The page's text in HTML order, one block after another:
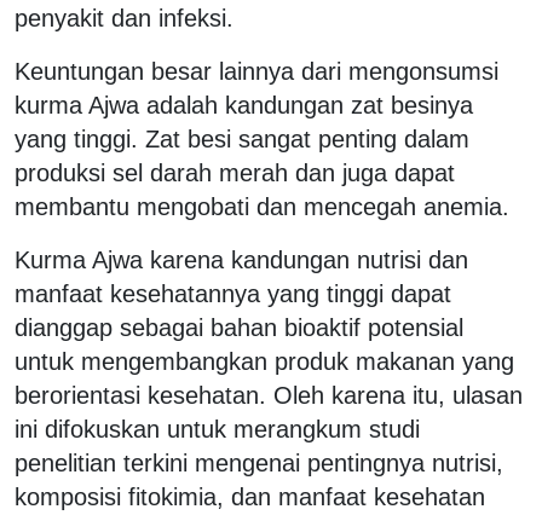
penyakit dan infeksi.
Keuntungan besar lainnya dari mengonsumsi
kurma Ajwa adalah kandungan zat besinya
yang tinggi. Zat besi sangat penting dalam
produksi sel darah merah dan juga dapat
membantu mengobati dan mencegah anemia.
Kurma Ajwa karena kandungan nutrisi dan
manfaat kesehatannya yang tinggi dapat
dianggap sebagai bahan bioaktif potensial
untuk mengembangkan produk makanan yang
berorientasi kesehatan. Oleh karena itu, ulasan
ini difokuskan untuk merangkum studi
penelitian terkini mengenai pentingnya nutrisi,
komposisi fitokimia, dan manfaat kesehatan